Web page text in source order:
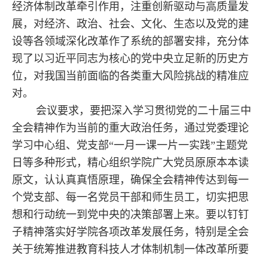
经济体制改革牵引作用，注重创新驱动与高质量发
展，对经济、政治、社会、文化、生态以及党的建
设等各领域深化改革作了系统的部署安排，充分体
现了以习近平同志为核心的党中央立足新的历史方
位，对我国当前面临的各类重大风险挑战的精准应
对。
会议要求，要把深入学习贯彻党的二十届三中
全会精神作为当前的重大政治任务，通过党委理论
学习中心组、党支部“一月一课一片一实践”主题党
日等多种形式，精心组织学院广大党员原原本本读
原文，认认真真悟原理，确保全会精神传达到每一
个党支部、每一名党员干部和师生员工，切实把思
想和行动统一到党中央的决策部署上来。要以钉钉
子精神落实好学院各项改革发展任务，特别是全会
关于统筹推进教育科技人才体制机制一体改革所要